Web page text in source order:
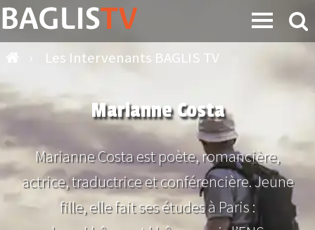
› Les Intervenants BAGLIS TV
Marianne Costa
Marianne Costa est poète, romancière,
actrice, traductrice et conférencière. Jeune
fille, elle fait ses études à Paris :